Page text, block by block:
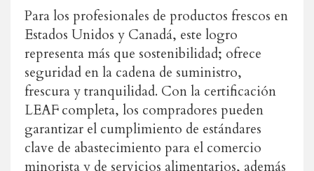
Para los profesionales de productos frescos en
Estados Unidos y Canadá, este logro
representa más que sostenibilidad; ofrece
seguridad en la cadena de suministro,
frescura y tranquilidad. Con la certificación
LEAF completa, los compradores pueden
garantizar el cumplimiento de estándares
clave de abastecimiento para el comercio
minorista y de servicios alimentarios, además